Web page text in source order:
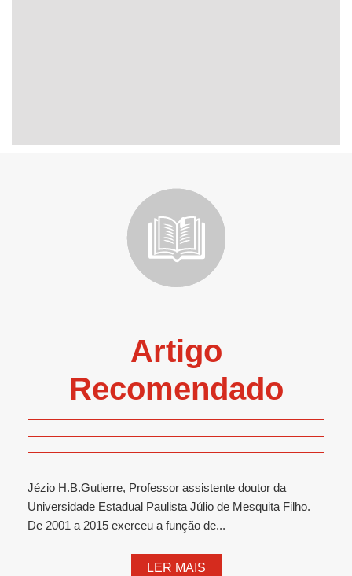
Artigo
Recomendado
Jézio H.B.Gutierre, Professor assistente doutor da
Universidade Estadual Paulista Júlio de Mesquita Filho.
De 2001 a 2015 exerceu a função de...
LER MAIS